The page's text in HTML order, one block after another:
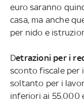
euro saranno
casa, ma anche
per nido e
Detrazioni per i
sconto fiscale per
soltanto per i
inferiori ai 55.000